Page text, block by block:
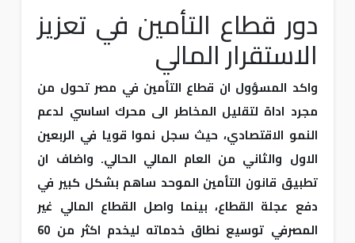
دور قطاع التأمين في تعزيز
الاستقرار المالي
واكد المسؤول ان قطاع التأمين في مصر تحول من
مجرد اداة لتقليل المخاطر الى محرك اساسي لدعم
النمو الاقتصادي، حيث سجل نموا قويا في الربعين
الاول والثاني من العام المالي الحالي. واضاف ان
تطبيق قانون التأمين الموحد ساهم بشكل كبير في
دفع عجلة القطاع، بينما واصل القطاع المالي غير
المصرفي توسيع نطاق خدماته ليخدم اكثر من 60